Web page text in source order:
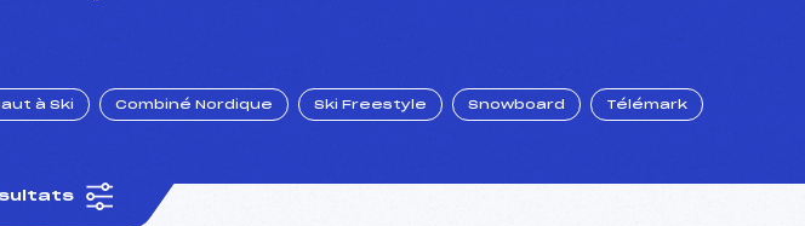
à Ski Combiné Nordique Ski Freestyle Snowboard Télémark